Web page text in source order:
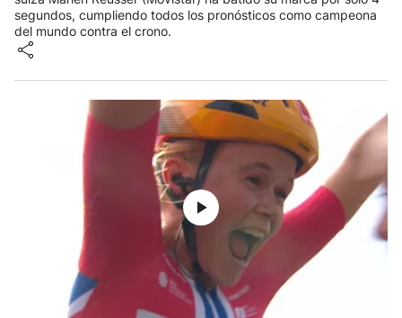
segundos, cumpliendo todos los pronósticos como campeona
del mundo contra el crono.